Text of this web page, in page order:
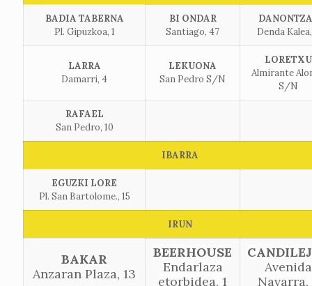
BADIA TABERNA
Pl. Gipuzkoa, 1
BI ONDAR
Santiago, 47
Denda
LARRA
Damarri, 4
LEKUONA
San Pedro S/N
LORETXU
Almirante
S/N
RAFAEL
San Pedro, 10
IBARRA
EGUZKI LORE
Pl. San Bartolome., 15
IRUN
BAKAR
Anzaran Plaza, 13
BEERHOUSE
Endarlaza
etorbidea, 1
Avenida
Navarra,